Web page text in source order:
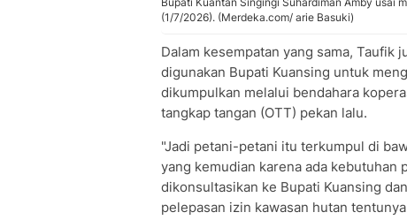
(1/7/2026). (Merdeka.com/ arie Basuki)
Dalam kesempatan yang sama, Taufik
digunakan Bupati Kuansing untuk
dikumpulkan melalui bendahara
tangkap tangan (OTT) pekan lalu.
"Jadi petani-petani itu terkumpul di
yang kemudian karena ada kebutuhan
dikonsultasikan ke Bupati Kuansing
pelepasan izin kawasan hutan